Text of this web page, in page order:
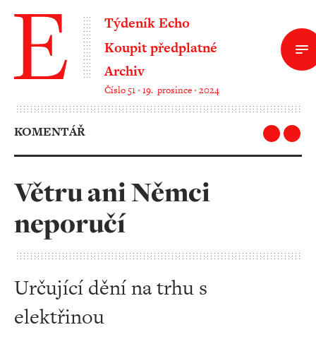
Týdeník Echo
Koupit předplatné
Archiv
Číslo 51 ‧ 19. prosince ‧ 2024
KOMENTÁŘ
Větru ani Němci
neporučí
Určující dění na trhu s
elektřinou